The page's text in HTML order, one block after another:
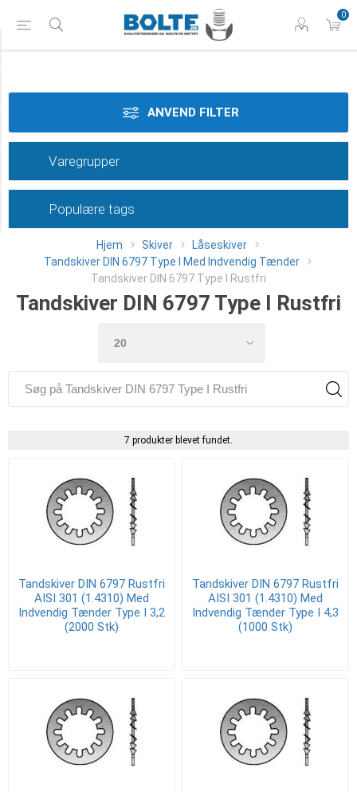
0
Hjem Skiver
Låseskiver
Tandskiver DIN 6797 Type I Med Indvendig Tænder
Tandskiver DIN 6797 Type I Rustfri
Tandskiver DIN 6797 Type I Rustfri
7 produkter blevet fundet.
Tandskiver DIN 6797 Rustfri
AISI 301 (1.4310) Med
Indvendig Tænder Type I 3,2
(2000 Stk)
Tandskiver DIN 6797 Rustfri
AISI 301 (1.4310) Med
Indvendig Tænder Type I 4,3
(1000 Stk)
ANVEND FILTER
Type
Category
Varegrupper
Populære tags